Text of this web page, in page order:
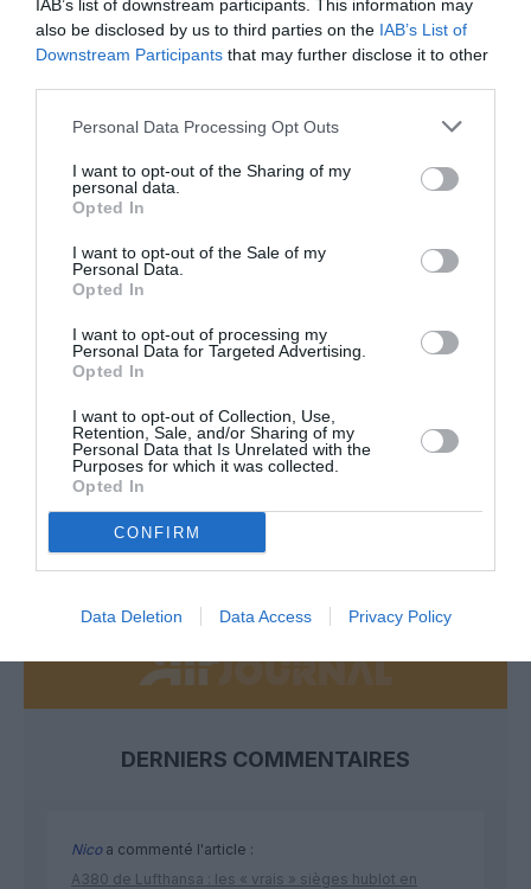
IAB’s list of downstream participants. This information may
also be disclosed by us to third parties on the IAB’s List of
Downstream Participants that may further disclose it to other
Personal Data Processing Opt Outs
I want to opt-out of the Sharing of my
personal data.
Opted In
I want to opt-out of the Sale of my
Personal Data.
Opted In
I want to opt-out of processing my
Personal Data for Targeted Advertising.
Opted In
I want to opt-out of Collection, Use,
Retention, Sale, and/or Sharing of my
Personal Data that Is Unrelated with the
Purposes for which it was collected.
Opted In
CONFIRM
Data Deletion Data Access Privacy Policy
Laurent Magnin que faîtes vous sur le plan judiciaire
à part crier, vous qui avez lors du dernier air show
parisien interpellé ADP sur ses hausses de taxe
année après année contrairement aux Néerlandais.
RÉPONDRE
LAISSER UN COMMENTAIRE
FAIRE UN DON
Appel aux lecteurs !
Soutenez Air Journal participez
à son
développement !
DERNIERS COMMENTAIRES
Nicoa commenté l'article :
A380 de Lufthansa : les « vrais » sièges hublot en